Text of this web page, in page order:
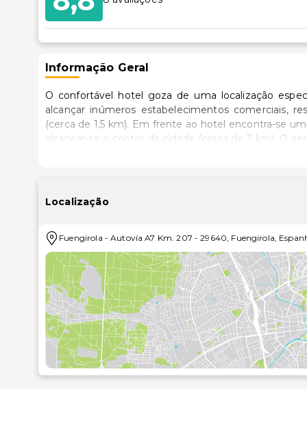
Informação Geral
O confortável hotel goza de uma localização
alcançar inúmeros estabelecimentos comerciais,
(cerca de 1,5 km). Em frente ao hotel encontra-se
alcançar-se o centro da cidade (cerca de 3 km). O
Spa, construído em 2004, dispõe de 285 quartos,
Os hóspedes poderão também usufruir da sala de
acesso à Internet. Nos restaurantes (climatizados
terão à disposição serviços de quarto, de
possibilidades de estacionamento em parque e
de casa de banho, secador de cabelo, telefone
condicionado, aquecimento central, cofre e varanda
Localização
Fuengirola -Autovía A7 Km. 207 -29640, Fuengirola,